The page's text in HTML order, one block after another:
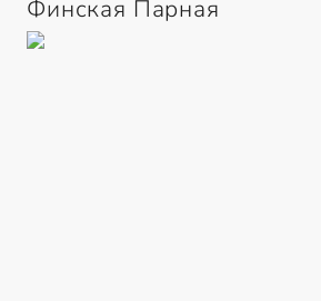
Финская Парная